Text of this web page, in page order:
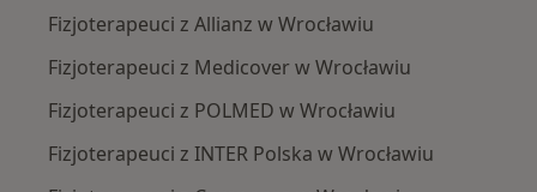
Fizjoterapeuci z Allianz w Wrocławiu
Fizjoterapeuci z Medicover w Wrocławiu
Fizjoterapeuci z POLMED w Wrocławiu
Fizjoterapeuci z INTER Polska w Wrocławiu